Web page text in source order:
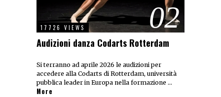
02
17726 VIEWS
Audizioni danza Codarts Rotterdam
Si terranno ad aprile 2026 le audizioni per
accedere alla Codarts di Rotterdam, università
pubblica leader in Europa nella formazione …
More